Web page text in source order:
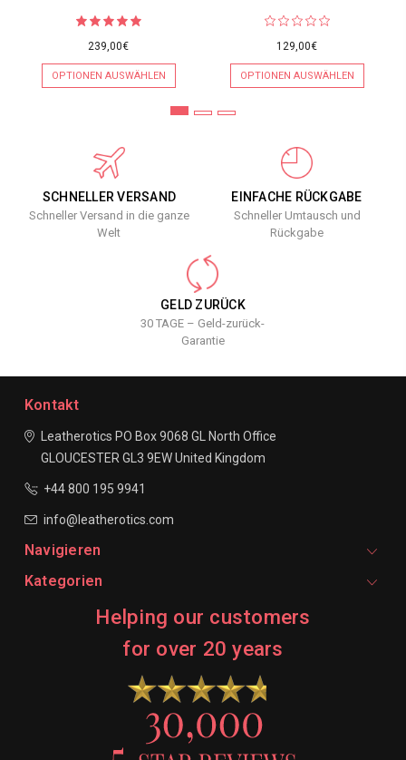
239,00€
OPTIONEN AUSWÄHLEN
129,00€
OPTIONEN AUSWÄHLEN
SCHNELLER VERSAND
Schneller Versand in die ganze
Welt
EINFACHE RÜCKGABE
Schneller Umtausch und
Rückgabe
GELD ZURÜCK
30 TAGE – Geld-zurück-
Garantie
Kontakt
Leatherotics PO Box 9068 GL North Office
GLOUCESTERGL3 9EWUnited Kingdom
+44 800 195 9941
info@leatherotics.com
Navigieren
Kategorien
Helping our customers
for over 20 years